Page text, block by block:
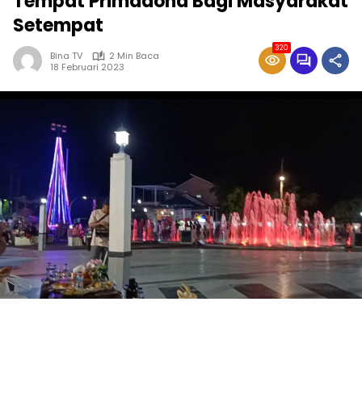
Setempat
Bina TV
2 Min Baca
18 Februari 2023
320